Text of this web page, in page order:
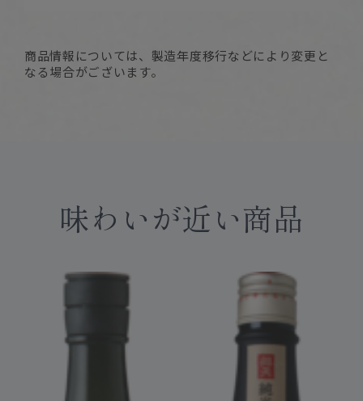
商品情報については、製造年度移行などにより変更と
なる場合がございます。
味わいが近い商品